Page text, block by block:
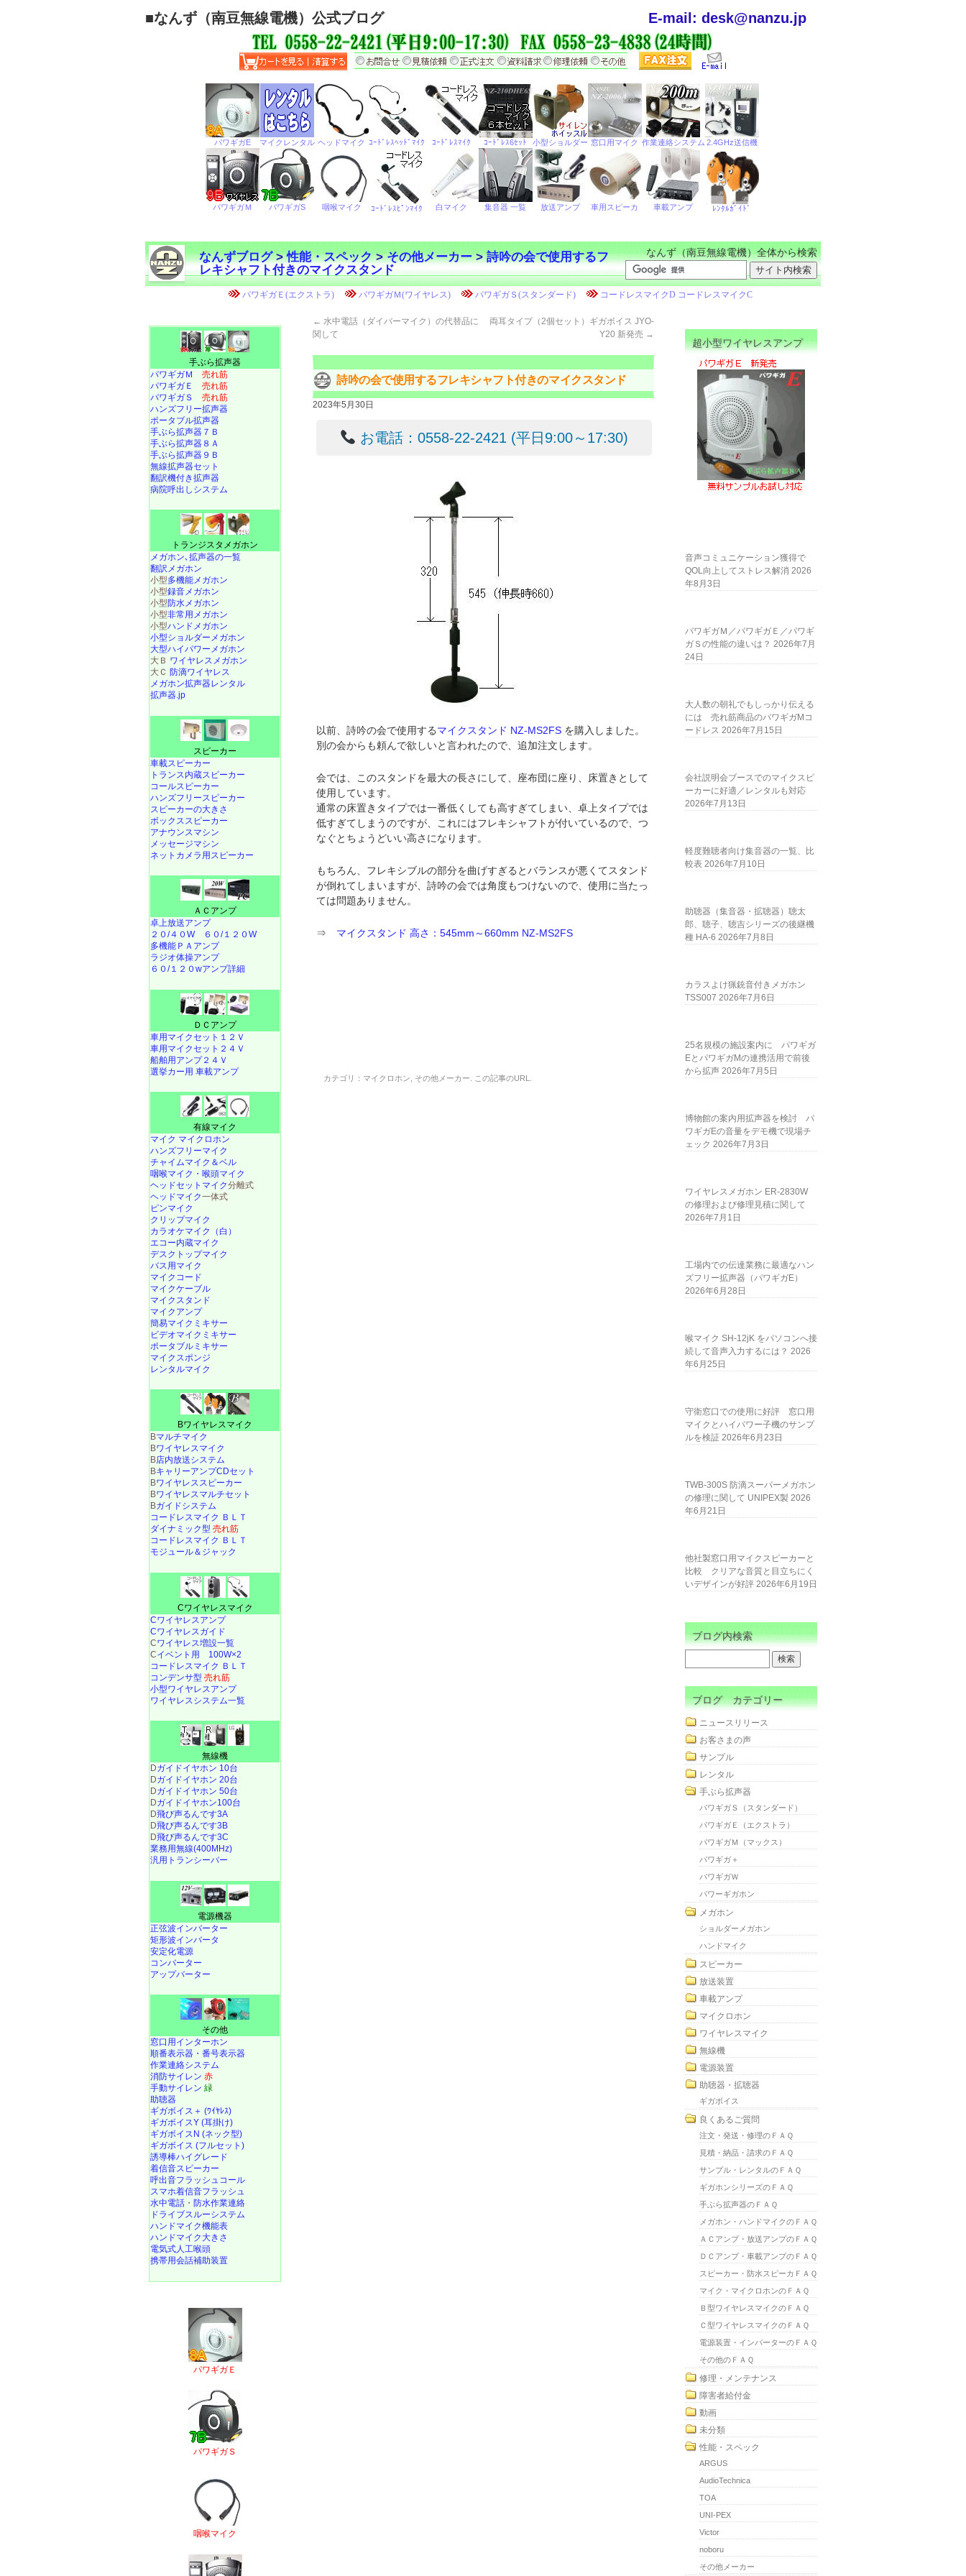
■なんず（南豆無線電機）公式ブログ E-mail: desk@nanzu.jp
なんずブログ>性能・スペック>その他メーカー>詩吟の会で使用するフ
レキシャフト付きのマイクスタンド
なんず（南豆無線電機）全体から検索
← 水中電話（ダイバーマイク）の代替品に
関して
両耳タイプ（2個セット）ギガボイス JYO-
Y20 新発売 →
詩吟の会で使用するフレキシャフト付きのマイクスタンド
2023年5月30日
お電話：0558-22-2421 (平日9:00～17:30)
以前、詩吟の会で使用するマイクスタンド NZ-MS2FS を購入しました。
別の会からも頼んで欲しいと言われたので、追加注文します。
会では、このスタンドを最大の長さにして、座布団に座り、床置きとして
使用しています。
通常の床置きタイプでは一番低くしても高すぎてしまい、卓上タイプでは
低すぎてしまうのですが、これにはフレキシャフトが付いているので、つ
なぐとちょうどいい高さになります。
もちろん、フレキシブルの部分を曲げすぎるとバランスが悪くてスタンド
が倒れてしまいますが、詩吟の会では角度もつけないので、使用に当たっ
ては問題ありません。
⇒ マイクスタンド 高さ：545mm～660mm NZ-MS2FS
カテゴリ： マイクロホン, その他メーカー. この記事のURL.
手ぶら拡声器
パワギガＭ 売れ筋
パワギガＥ 売れ筋
パワギガＳ 売れ筋
ハンズフリー拡声器
ポータブル拡声器
手ぶら拡声器７Ｂ
手ぶら拡声器８Ａ
手ぶら拡声器９Ｂ
無線拡声器セット
翻訳機付き拡声器
病院呼出しシステム
トランジスタメガホン
メガホン､拡声器の一覧
翻訳メガホン
小型多機能メガホン
小型録音メガホン
小型防水メガホン
小型非常用メガホン
小型ハンドメガホン
小型ショルダーメガホン
大型ハイパワーメガホン
大Ｂ ワイヤレスメガホン
大Ｃ 防滴ワイヤレス
メガホン拡声器レンタル
拡声器.jp
スピーカー
車載スピーカー
トランス内蔵スピーカー
コールスピーカー
ハンズフリースピーカー
スピーカーの大きさ
ボックススピーカー
アナウンスマシン
メッセージマシン
ネットカメラ用スピーカー
ＡＣアンプ
卓上放送アンプ
２０/４０W
６０/１２０W
多機能ＰＡアンプ
ラジオ体操アンプ
６０/１２０wアンプ詳細
ＤＣアンプ
車用マイクセット１２Ｖ
車用マイクセット２４Ｖ
船舶用アンプ２４Ｖ
選挙カー用 車載アンプ
有線マイク
マイク マイクロホン
ハンズフリーマイク
チャイムマイク＆ベル
咽喉マイク・喉頭マイク
ヘッドセットマイク分離式
ヘッドマイク一体式
ピンマイク
クリップマイク
カラオケマイク（白）
エコー内蔵マイク
デスクトップマイク
バス用マイク
マイクコード
マイクケーブル
マイクスタンド
マイクアンプ
簡易マイクミキサー
ビデオマイクミキサー
ポータブルミキサー
マイクスポンジ
レンタルマイク
Bワイヤレスマイク
Bマルチマイク
Bワイヤレスマイク
B店内放送システム
BキャリーアンプCDセット
Bワイヤレススピーカー
Bワイヤレスマルチセット
Bガイドシステム
コードレスマイク ＢＬＴ
ダイナミック型 売れ筋
コードレスマイク ＢＬＴ
モジュール＆ジャック
Cワイヤレスマイク
Cワイヤレスアンプ
Cワイヤレスガイド
Cワイヤレス増設一覧
Cイベント用 100W×2
コードレスマイク ＢＬＴ
コンデンサ型 売れ筋
小型ワイヤレスアンプ
ワイヤレスシステム一覧
無線機
Dガイドイヤホン 10台
Dガイドイヤホン 20台
Dガイドイヤホン 50台
Dガイドイヤホン100台
D飛び声るんです3A
D飛び声るんです3B
D飛び声るんです3C
業務用無線(400MHz)
汎用トランシーバー
電源機器
正弦波インバーター
矩形波インバータ
安定化電源
コンバーター
アップバーター
その他
窓口用インターホン
順番表示器・番号表示器
作業連絡システム
消防サイレン 赤
手動サイレン 緑
助聴器
ギガボイス＋ (ﾜｲﾔﾚｽ)
ギガボイスY (耳掛け)
ギガボイスN (ネック型)
ギガボイス (フルセット)
誘導棒ハイグレード
着信音スピーカー
呼出音フラッシュコール
スマホ着信音フラッシュ
水中電話 ・ 防水作業連絡
ドライブスルーシステム
ハンドマイク機能表
ハンドマイク大きさ
電気式人工喉頭
携帯用会話補助装置
パワギガＥ
パワギガＳ
咽喉マイク
超小型ワイヤレスアンプ
音声コミュニケーション獲得で
QOL向上してストレス解消 2026
年8月3日
パワギガＭ／パワギガＥ／パワギ
ガＳの性能の違いは？ 2026年7月
24日
大人数の朝礼でもしっかり伝える
には 売れ筋商品のパワギガMコ
ードレス 2026年7月15日
会社説明会ブースでのマイクスピ
ーカーに好適／レンタルも対応
2026年7月13日
軽度難聴者向け集音器の一覧、比
較表 2026年7月10日
助聴器（集音器・拡聴器）聴太
郎、聴子、聴吉シリーズの後継機
種 HA-6 2026年7月8日
カラスよけ猟銃音付きメガホン
TSS007 2026年7月6日
25名規模の施設案内に パワギガ
EとパワギガMの連携活用で前後
から拡声 2026年7月5日
博物館の案内用拡声器を検討 パ
ワギガEの音量をデモ機で現場チ
ェック 2026年7月3日
ワイヤレスメガホン ER-2830W
の修理および修理見積に関して
2026年7月1日
工場内での伝達業務に最適なハン
ズフリー拡声器（パワギガE）
2026年6月28日
喉マイク SH-12jK をパソコンへ接
続して音声入力するには？ 2026
年6月25日
守衛窓口での使用に好評 窓口用
マイクとハイパワー子機のサンプ
ルを検証 2026年6月23日
TWB-300S 防滴スーパーメガホン
の修理に関して UNIPEX製 2026
年6月21日
他社製窓口用マイクスピーカーと
比較 クリアな音質と目立ちにく
いデザインが好評 2026年6月19日
ブログ内検索
ブログ カテゴリー
ニュースリリース
お客さまの声
サンプル
レンタル
手ぶら拡声器
パワギガＳ（スタンダード）
パワギガＥ（エクストラ）
パワギガＭ（マックス）
パワギガ＋
パワギガＷ
パワーギガホン
メガホン
ショルダーメガホン
ハンドマイク
スピーカー
放送装置
車載アンプ
マイクロホン
ワイヤレスマイク
無線機
電源装置
助聴器・拡聴器
ギガボイス
良くあるご質問
注文・発送・修理のＦＡＱ
見積・納品・請求のＦＡＱ
サンプル・レンタルのＦＡＱ
ギガホンシリーズのＦＡＱ
手ぶら拡声器のＦＡＱ
メガホン・ハンドマイクのＦＡＱ
ＡＣアンプ・放送アンプのＦＡＱ
ＤＣアンプ・車載アンプのＦＡＱ
スピーカー・防水スピーカＦＡＱ
マイク・マイクロホンのＦＡＱ
Ｂ型ワイヤレスマイクのＦＡＱ
Ｃ型ワイヤレスマイクのＦＡＱ
電源装置・インバーターのＦＡＱ
その他のＦＡＱ
修理・メンテナンス
障害者給付金
動画
未分類
性能・スペック
ARGUS
AudioTechnica
TOA
UNI-PEX
Victor
noboru
その他メーカー